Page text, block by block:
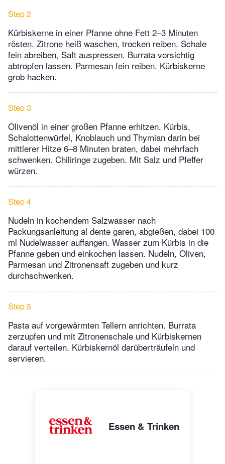
Step 2
Kürbiskerne in einer Pfanne ohne Fett 2–3 Minuten
rösten. Zitrone heiß waschen, trocken reiben. Schale
fein abreiben, Saft auspressen. Burrata vorsichtig
abtropfen lassen. Parmesan fein reiben. Kürbiskerne
grob hacken.
Step 3
Olivenöl in einer großen Pfanne erhitzen. Kürbis,
Schalottenwürfel, Knoblauch und Thymian darin bei
mittlerer Hitze 6–8 Minuten braten, dabei mehrfach
schwenken. Chiliringe zugeben. Mit Salz und Pfeffer
würzen.
Step 4
Nudeln in kochendem Salzwasser nach
Packungsanleitung al dente garen, abgießen, dabei 100
ml Nudelwasser auffangen. Wasser zum Kürbis in die
Pfanne geben und einkochen lassen. Nudeln, Oliven,
Parmesan und Zitronensaft zugeben und kurz
durchschwenken.
Step 5
Pasta auf vorgewärmten Tellern anrichten. Burrata
zerzupfen und mit Zitronenschale und Kürbiskernen
darauf verteilen. Kürbiskernöl darüberträufeln und
servieren.
Essen & Trinken